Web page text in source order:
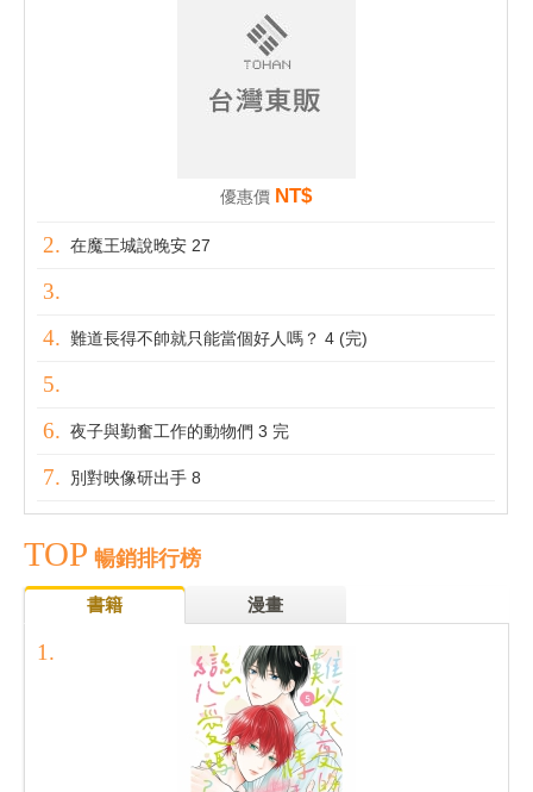
優惠價 NT$
在魔王城說晚安 27
難道長得不帥就只能當個好人嗎？ 4 (完)
夜子與勤奮工作的動物們 3 完
別對映像研出手 8
TOP 暢銷排行榜
書籍 漫畫